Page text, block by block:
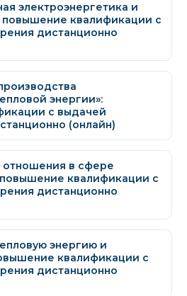
электроэнергетика и
повышение квалификации с
дистанционно
энергии»:
с выдачей
(онлайн)
отношения в сфере
квалификации с
дистанционно
энергию и
квалификации с
дистанционно